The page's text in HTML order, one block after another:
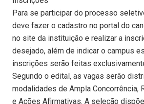
Para se participar do processo
deve fazer o cadastro no portal do
no site da instituição e realizar a
desejado, além de indicar o campus
inscrições serão feitas
Segundo o edital, as vagas serão
modalidades de Ampla Concorrência,
e Ações Afirmativas. A seleção